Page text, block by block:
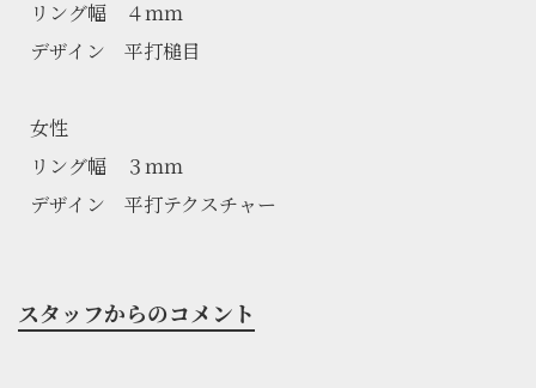
リング幅 ４ｍｍ
デザイン 平打槌目
女性
リング幅 ３ｍｍ
デザイン 平打テクスチャー
スタッフからのコメント